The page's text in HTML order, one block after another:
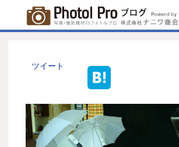
メルマガ登録
PGC新規登録申込み
写真館協会新規登録申込み
ツイート